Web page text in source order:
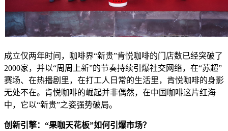
成立仅两年时间，咖啡界“新贵”肯悦咖啡的门店数已经突破了
2000家，并以“周周上新”的节奏持续引爆社交网络，在“苏超”
赛场、在热播剧里，在打工人日常的生活里，肯悦咖啡的身影
无处不在。肯悦咖啡的崛起并非偶然，在中国咖啡这片红海
中，它以“新贵”之姿强势破局。
创新引擎：“果咖天花板”如何引爆市场？